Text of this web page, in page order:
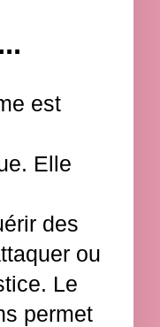
est
Elle
des
ou
Le
permet